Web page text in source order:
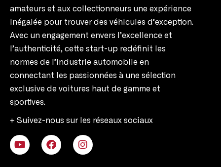
amateurs et aux collectionneurs une expérience
inégalée pour trouver des véhicules d’exception.
Avec un engagement envers l’excellence et
l’authenticité, cette start-up redéfinit les
normes de l’industrie automobile en
connectant les passionnées à une sélection
exclusive de voitures haut de gamme et
sportives.
+ Suivez-nous sur les réseaux sociaux